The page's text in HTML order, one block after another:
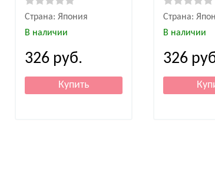
Страна: Япония
В наличии
326 руб.
Страна:
В наличии
326